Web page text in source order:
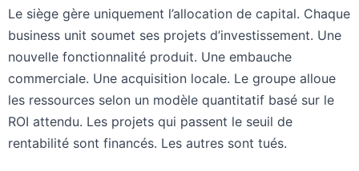
Le siège gère uniquement l’allocation de capital. Chaque
business unit soumet ses projets d’investissement. Une
nouvelle fonctionnalité produit. Une embauche
commerciale. Une acquisition locale. Le groupe alloue
les ressources selon un modèle quantitatif basé sur le
ROI attendu. Les projets qui passent le seuil de
rentabilité sont financés. Les autres sont tués.